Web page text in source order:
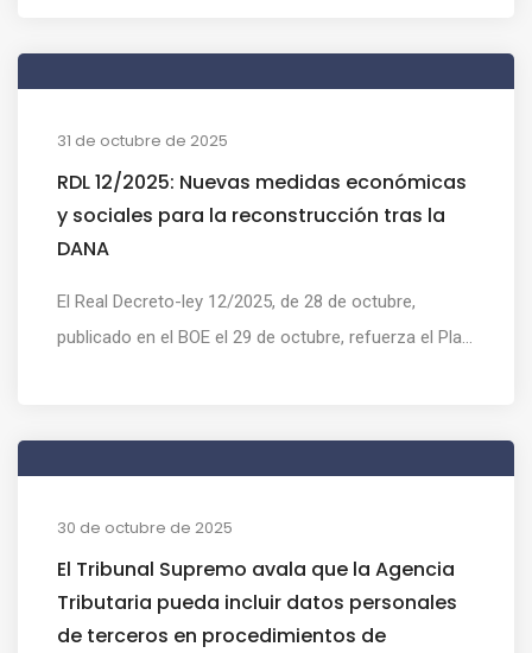
31 de octubre de 2025
RDL 12/2025: Nuevas medidas económicas
y sociales para la reconstrucción tras la
DANA
El Real Decreto-ley 12/2025, de 28 de octubre,
publicado en el BOE el 29 de octubre, refuerza el Pla...
30 de octubre de 2025
El Tribunal Supremo avala que la Agencia
Tributaria pueda incluir datos personales
de terceros en procedimientos de